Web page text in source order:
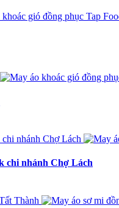
chi nhánh Chợ Lách